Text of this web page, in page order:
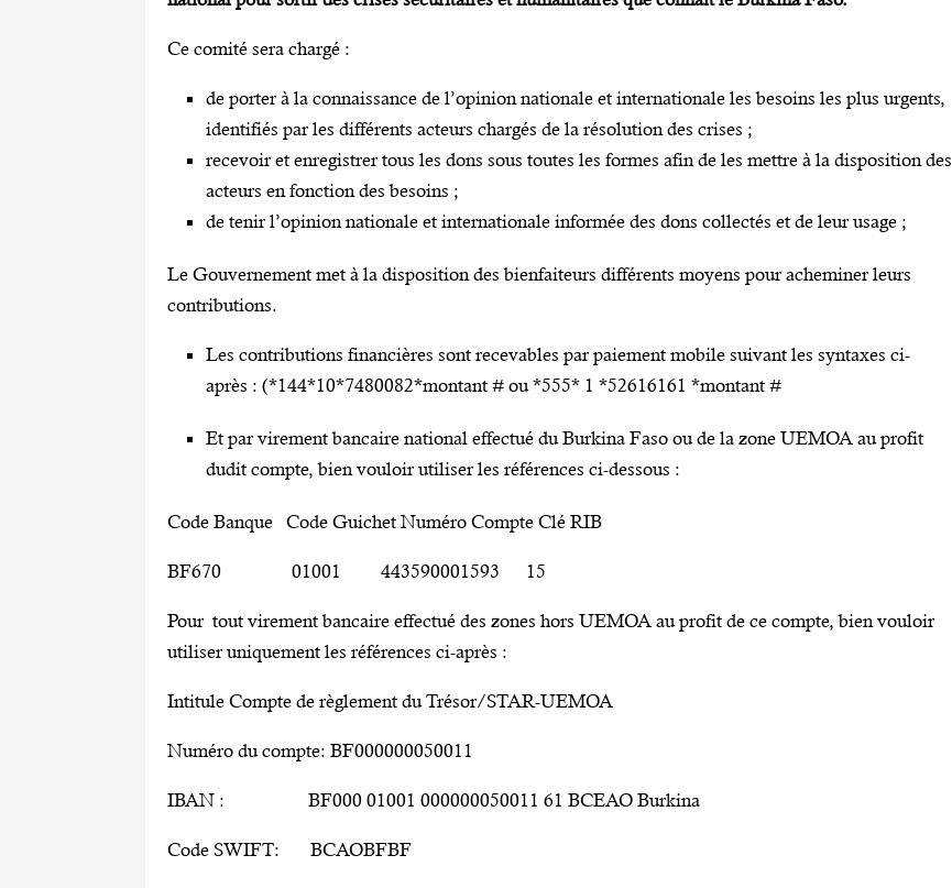
Ce comité sera chargé :
de porter à la connaissance de l’opinion nationale et internationale les besoins les plus urgents,
identifiés par les différents acteurs chargés de la résolution des crises ;
recevoir et enregistrer tous les dons sous toutes les formes afin de les mettre à la disposition des
acteurs en fonction des besoins ;
de tenir l’opinion nationale et internationale informée des dons collectés et de leur usage ;
Le Gouvernement met à la disposition des bienfaiteurs différents moyens pour acheminer leurs
contributions.
Les contributions financières sont recevables par paiement mobile suivant les syntaxes ci-
après : (*144*10*7480082*montant # ou *555* 1 *52616161 *montant #
Et par virement bancaire national effectué du Burkina Faso ou de la zone UEMOA au profit
dudit compte, bien vouloir utiliser les références ci-dessous :
Code Banque Code Guichet Numéro Compte Clé RIB
BF670 01001 443590001593 15
Pour tout virement bancaire effectué des zones hors UEMOA au profit de ce compte, bien vouloir
utiliser uniquement les références ci-après :
Intitule Compte de règlement du Trésor/STAR-UEMOA
Numéro du compte: BF000000050011
IBAN : BF000 01001 000000050011 61 BCEAO Burkina
Code SWIFT: BCAOBFBF